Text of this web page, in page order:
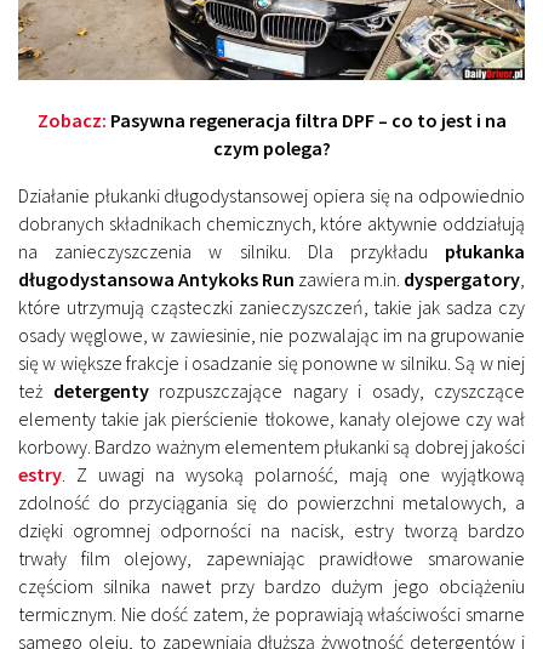
Zobacz: Pasywna regeneracja filtra DPF – co to jest i na
czym polega?
Działanie płukanki długodystansowej opiera się na odpowiednio
dobranych składnikach chemicznych, które aktywnie oddziałują
na zanieczyszczenia w silniku. Dla przykładu płukanka
długodystansowa Antykoks Run zawiera m.in. dyspergatory,
które utrzymują cząsteczki zanieczyszczeń, takie jak sadza czy
osady węglowe, w zawiesinie, nie pozwalając im na grupowanie
się w większe frakcje i osadzanie się ponowne w silniku. Są w niej
też detergentyrozpuszczające nagary i osady, czyszczące
elementy takie jak pierścienie tłokowe, kanały olejowe czy wał
korbowy. Bardzo ważnym elementem płukanki są dobrej jakości
estry. Z uwagi na wysoką polarność, mają one wyjątkową
zdolność do przyciągania się do powierzchni metalowych, a
dzięki ogromnej odporności na nacisk, estry tworzą bardzo
trwały film olejowy, zapewniając prawidłowe smarowanie
częściom silnika nawet przy bardzo dużym jego obciążeniu
termicznym. Nie dość zatem, że poprawiają właściwości smarne
samego oleju, to zapewniają dłuższą żywotność detergentów i